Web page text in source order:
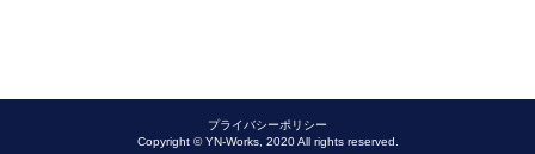
プライバシーポリシー
Copyright © YN-Works, 2020 All rights reserved.